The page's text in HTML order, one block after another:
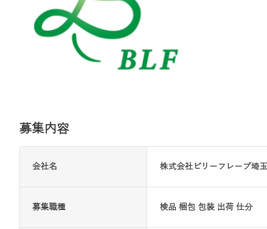
募集内容
会社名 株式会社ビリーフレーブ埼玉
募集職種 検品 梱包 包装 出荷 仕分